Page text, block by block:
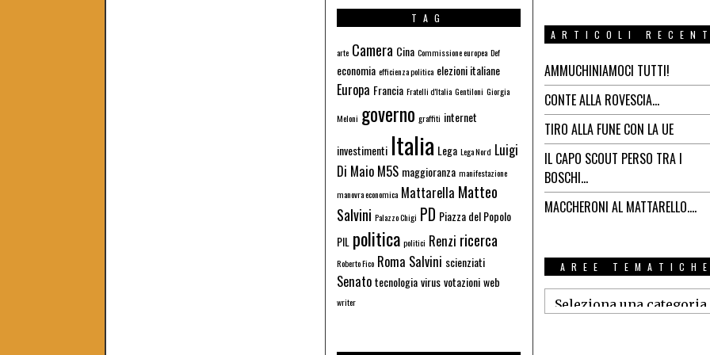
TAG
arte Camera Cina Commissione europea Def
economia efficienza politica elezioni italiane
Europa Francia Fratelli d'Italia Gentiloni Giorgia
Meloni governo graffiti internet
investimenti Italia Lega Lega Nord Luigi
Di Maio M5S maggioranza manifestazione
manovra economica Mattarella Matteo
Salvini Palazzo Chigi PD Piazza del Popolo
PIL politica politici Renzi ricerca
Roberto Fico Roma Salvini scienziati
Senato tecnologia virus votazioni web
writer
ARTICOLI
AMMUCHINIAMOCI TUTTI!
CONTE ALLA ROVESCIA…
TIRO ALLA FUNE CON LA UE
IL CAPO SCOUT PERSO TRA I
BOSCHI…
MACCHERONI AL MATTARELLO….
AREE